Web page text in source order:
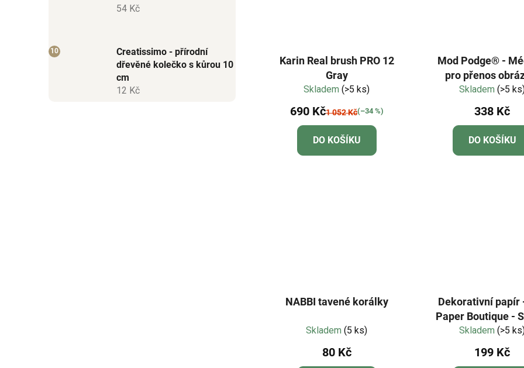
54 Kč
Creatissimo - přírodní
dřevěné kolečko s kůrou 10
cm
12 Kč
Karin Real brush PRO 12
Gray
Skladem(>5 ks)
690 Kč1 052 Kč(–34 %)
DO KOŠÍKU
Mod Podge® -
pro přenos
průhledné, 236
Skladem(>5
338 Kč
DO KOŠÍKU
NABBI tavené korálky
Skladem(5 ks)
80 Kč
Dekorativní papír
Paper Boutique -
Gnomes 8x8"
Skladem(>5
199 Kč